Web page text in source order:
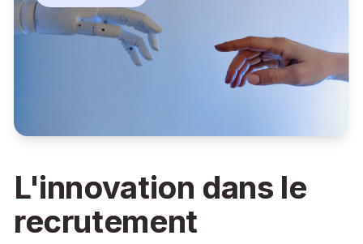
L'innovation dans le
recrutement